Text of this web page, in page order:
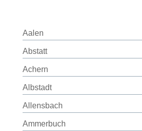
Aalen
Abstatt
Achern
Albstadt
Allensbach
Ammerbuch